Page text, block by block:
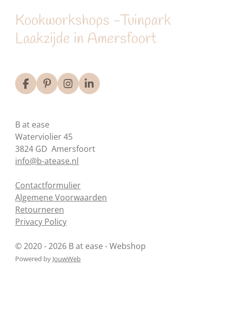
Kookworkshops -Tuinpark
Laakzijde in Amersfoort
F
a
b
o
o
k
P
i
e
r
e
s
t
I
n
g
r
a
m
L
i
I
n
B at ease
Waterviolier 45
3824 GD Amersfoort
info@b-atease.nl
Contactformulier
Algemene Voorwaarden
Retourneren
Privacy Policy
© 2020 - 2026 B at ease - Webshop
Powered by JouwWeb